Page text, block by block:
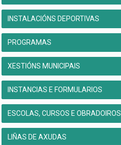
INSTALACIÓNS DEPORTIVAS
PROGRAMAS
XESTIÓNS MUNICIPAIS
INSTANCIAS E FORMULARIOS
ESCOLAS, CURSOS E OBRADOIROS
LIÑAS DE AXUDAS